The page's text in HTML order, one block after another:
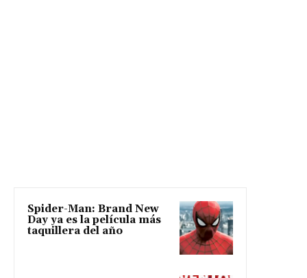
Spider-Man: Brand New
Day ya es la película más
taquillera del año